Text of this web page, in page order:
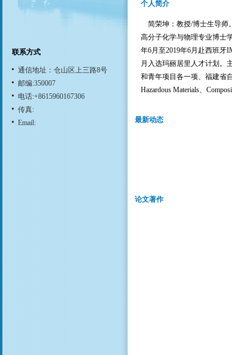
联系方式
通信地址：仓山区上三路8号
邮编:350007
电话:+8615960167306
传真:
Email:
个人简介
简荣坤：教授/博士生导师
高分子化学与物理专业博士
年6月至2019年6月赴西班牙
月入选玛丽居里人才计划。
和青年项目各一项、福建省
Hazardous Materials、
最新动态
论文著作